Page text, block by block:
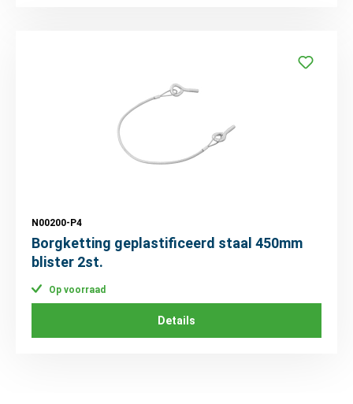
N00200-P4
Borgketting geplastificeerd staal 450mm
blister 2st.
Op voorraad
Details